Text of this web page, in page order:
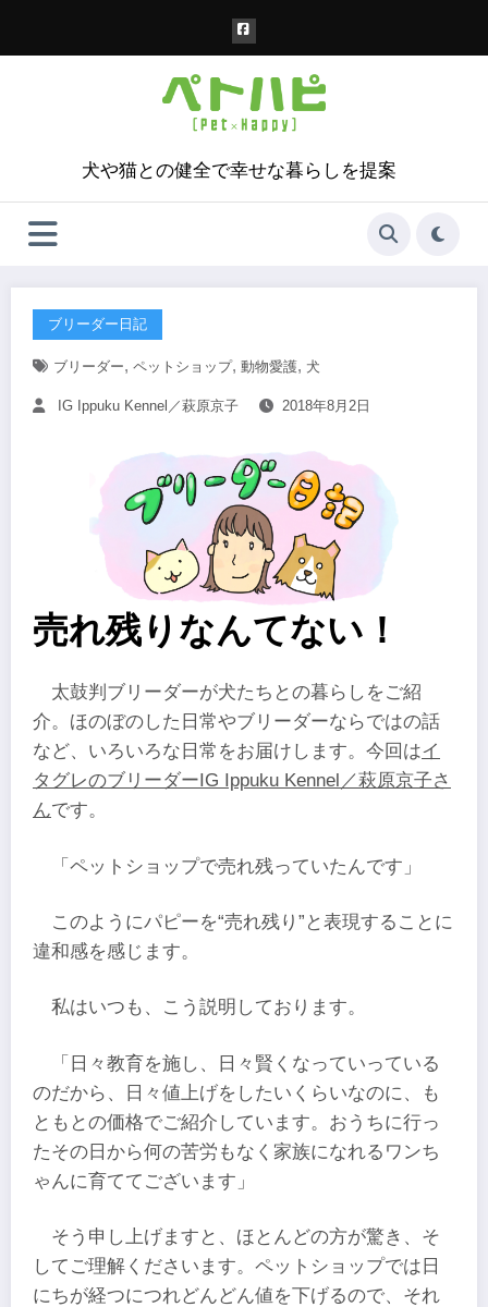
犬や猫との健全で幸せな暮らしを提案
ブリーダー日記
ブリーダー, ペットショップ, 動物愛護, 犬
IG Ippuku Kennel／萩原京子 2018年8月2日
売れ残りなんてない！
太鼓判ブリーダーが犬たちとの暮らしをご紹
介。ほのぼのした日常やブリーダーならではの話
など、いろいろな日常をお届けします。今回はイ
タグレのブリーダーIG Ippuku Kennel／萩原京子さ
んです。
「ペットショップで売れ残っていたんです」
このようにパピーを“売れ残り”と表現することに
違和感を感じます。
私はいつも、こう説明しております。
「日々教育を施し、日々賢くなっていっている
のだから、日々値上げをしたいくらいなのに、も
ともとの価格でご紹介しています。おうちに行っ
たその日から何の苦労もなく家族になれるワンち
ゃんに育ててございます」
そう申し上げますと、ほとんどの方が驚き、そ
してご理解くださいます。ペットショップでは日
にちが経つにつれどんどん値を下げるので、それ